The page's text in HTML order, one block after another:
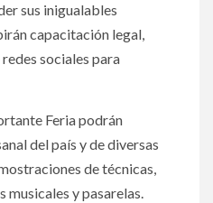
sus inigualables
capacitación legal,
sociales para
Feria podrán
del país y de diversas
de técnicas,
musicales y pasarelas.